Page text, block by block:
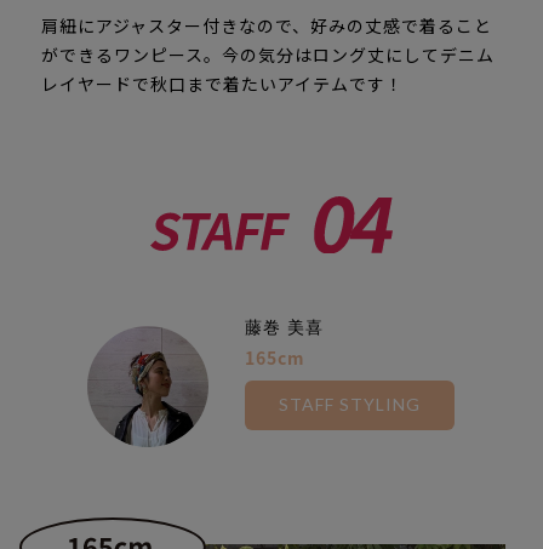
肩紐にアジャスター付きなので、好みの丈感で着ること
ができるワンピース。今の気分はロング丈にしてデニム
レイヤードで秋口まで着たいアイテムです！
藤巻 美喜
165cm
STAFF STYLING